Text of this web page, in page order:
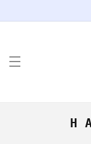
Inhalt
H